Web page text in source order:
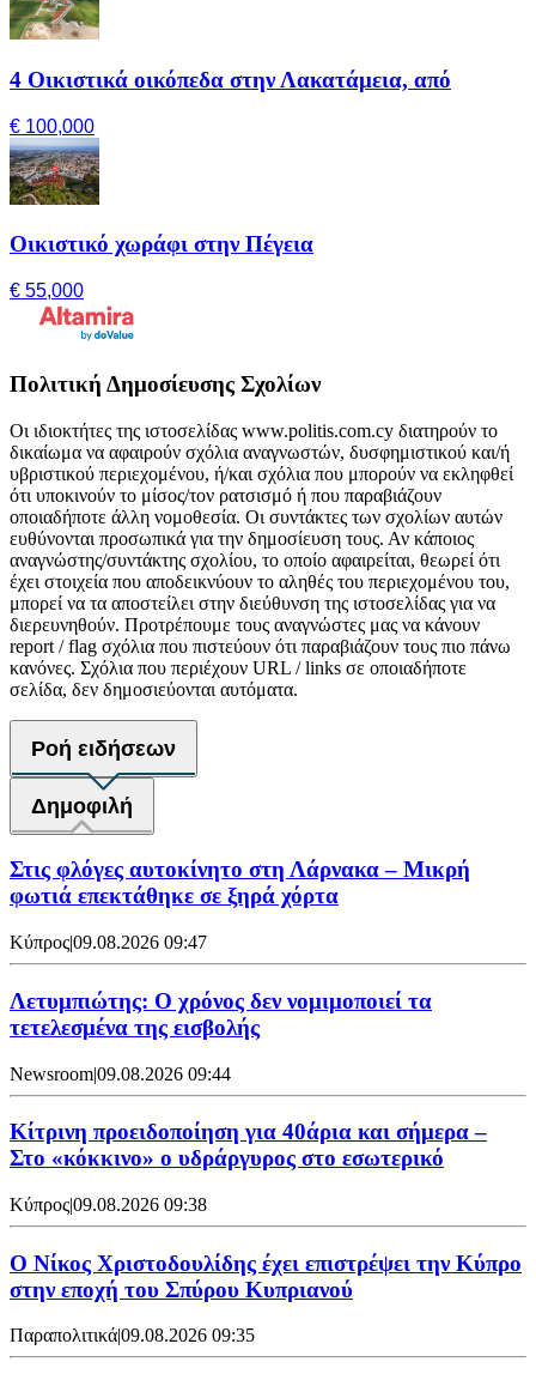
4 Οικιστικά οικόπεδα στην Λακατάμεια, από
€ 100,000
Οικιστικό χωράφι στην Πέγεια
€ 55,000
Πολιτική Δημοσίευσης Σχολίων
Οι ιδιοκτήτες της ιστοσελίδας www.politis.com.cy διατηρούν το
δικαίωμα να αφαιρούν σχόλια αναγνωστών, δυσφημιστικού και/ή
υβριστικού περιεχομένου, ή/και σχόλια που μπορούν να εκληφθεί
ότι υποκινούν το μίσος/τον ρατσισμό ή που παραβιάζουν
οποιαδήποτε άλλη νομοθεσία. Οι συντάκτες των σχολίων αυτών
ευθύνονται προσωπικά για την δημοσίευση τους. Αν κάποιος
αναγνώστης/συντάκτης σχολίου, το οποίο αφαιρείται, θεωρεί ότι
έχει στοιχεία που αποδεικνύουν το αληθές του περιεχομένου του,
μπορεί να τα αποστείλει στην διεύθυνση της ιστοσελίδας για να
διερευνηθούν. Προτρέπουμε τους αναγνώστες μας να κάνουν
report / flag σχόλια που πιστεύουν ότι παραβιάζουν τους πιο πάνω
κανόνες. Σχόλια που περιέχουν URL / links σε οποιαδήποτε
σελίδα, δεν δημοσιεύονται αυτόματα.
Ροή ειδήσεων
Δημοφιλή
Στις φλόγες αυτοκίνητο στη Λάρνακα – Μικρή
φωτιά επεκτάθηκε σε ξηρά χόρτα
Κύπρος|09.08.2026 09:47
Λετυμπιώτης: Ο χρόνος δεν νομιμοποιεί τα
τετελεσμένα της εισβολής
Newsroom|09.08.2026 09:44
Κίτρινη προειδοποίηση για 40άρια και σήμερα –
Στο «κόκκινο» ο υδράργυρος στο εσωτερικό
Κύπρος|09.08.2026 09:38
Ο Νίκος Χριστοδουλίδης έχει επιστρέψει την Κύπρο
στην εποχή του Σπύρου Κυπριανού
Παραπολιτικά|09.08.2026 09:35